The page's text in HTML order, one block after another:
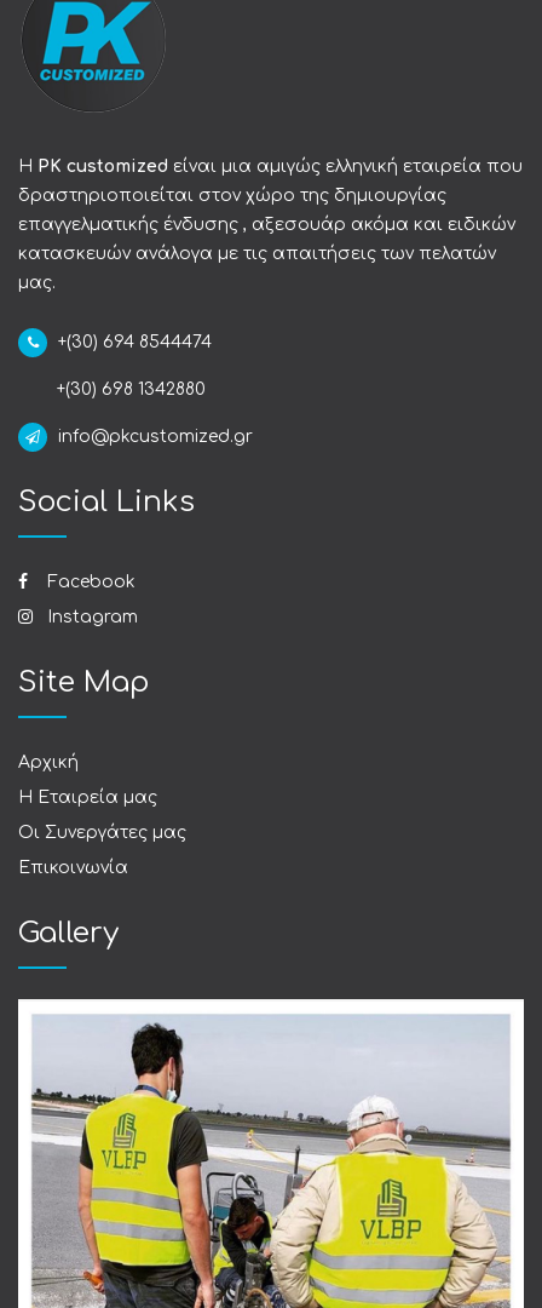
Η PK customized είναι μια αμιγώς ελληνική εταιρεία που
δραστηριοποιείται στον χώρο της δημιουργίας
επαγγελματικής ένδυσης , αξεσουάρ ακόμα και ειδικών
κατασκευών ανάλογα με τις απαιτήσεις των πελατών
μας.
+(30) 694 8544474
+(30) 698 1342880
info@pkcustomized.gr
Social Links
Facebook
Instagram
Site Map
Αρχική
Η Εταιρεία μας
Οι Συνεργάτες μας
Επικοινωνία
Gallery